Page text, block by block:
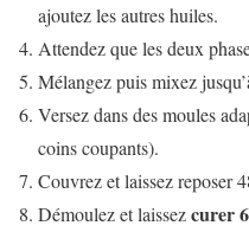
ajoutez les autres huiles.
Attendez que les deux
Mélangez puis mixez
Versez dans des moules
coins coupants).
Couvrez et laissez reposer
Démoulez et laissezcurer